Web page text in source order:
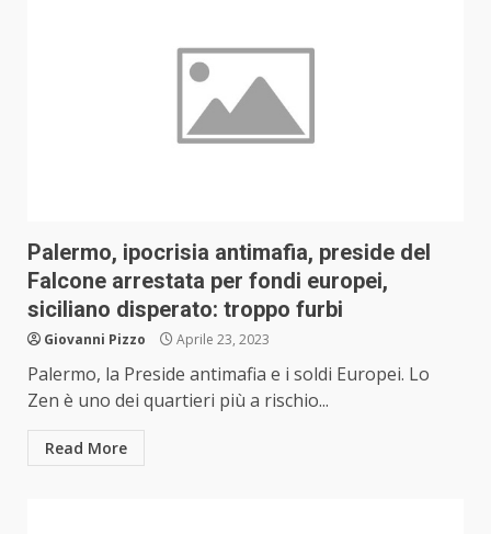
Palermo, ipocrisia antimafia, preside del
Falcone arrestata per fondi europei,
siciliano disperato: troppo furbi
Giovanni Pizzo Aprile 23, 2023
Palermo, la Preside antimafia e i soldi Europei. Lo
Zen è uno dei quartieri più a rischio...
Read More